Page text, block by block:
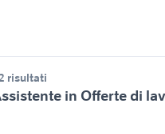
risultati
in Offerte di